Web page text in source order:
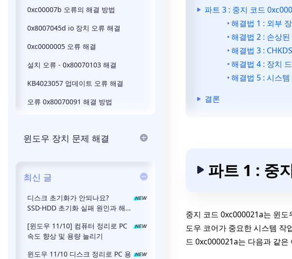
0xc00007b 오류의 해결 방법
0x8007045d io 장치 오류 해결
0xc0000005 오류 해결
설치 오류 - 0x80070103 해결
KB4023057 업데이트 오류 해결
오류 0x80070091 해결 방법
윈도우 장치 문제 해결
최신 글
디스크 초기화가 안되나요?
SSD·HDD 초기화 실패 원인과 해결
[윈도우 11/10] 컴퓨터 정리로 PC
속도 향상 및 용량 늘리기
윈도우 11/10 디스크 정리로 PC 용
파트 3 : 중지 코드
해결법 1 : 외부
해결법 2 : 손상
해결법 3 :
해결법 4 : 장치
해결법 5 : 시스
결론
파트 1 : 중
중지 코드 0xc000021a는 윈도
도우 코어가 중요한 시스템 작
드 0xc000021a는 다음과 같